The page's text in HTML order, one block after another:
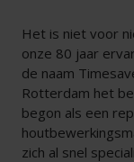
Het is niet voor
onze 80 jaar
de naam
Rotterdam het
begon als een
zich al snel